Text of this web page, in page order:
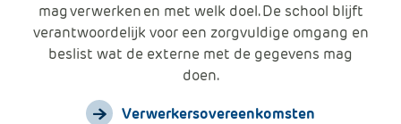
mag verwerken en met welk doel. De school blijft
verantwoordelijk voor een zorgvuldige omgang en
beslist wat de externe met de gegevens mag
doen.
Verwerkersovereenkomsten